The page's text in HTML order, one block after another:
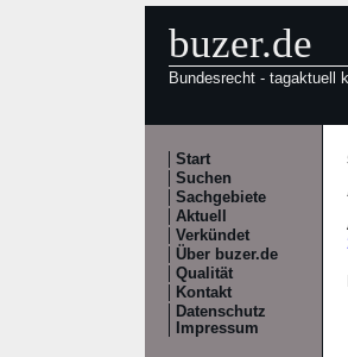
buzer.de
Bundesrecht - tagaktuell
Start
Suchen
Sachgebiete
Aktuell
Verkündet
Über buzer.de
Qualität
Kontakt
Datenschutz
Impressum